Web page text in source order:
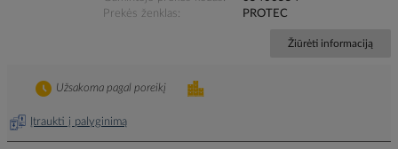
Prekės ženklas
PROTEC
Žiūrėti informaciją
Įtraukti į palyginimą
Užsakoma pagal poreikį